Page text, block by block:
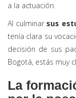
a la actuación.
Al culminar sus
tenía clara su
decisión de sus
Bogotá, estás muy
La